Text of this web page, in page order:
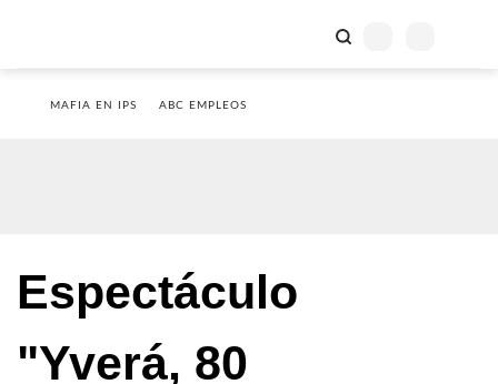
MAFIA EN IPS ABC EMPLEOS
Espectáculo
"Yverá, 80